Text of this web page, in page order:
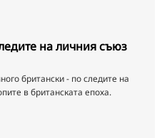
на личния съюз
британски - по следите на
в британската епоха.